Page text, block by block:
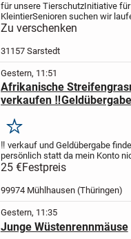
für unsere TierschutzInitiative für
KleintierSenioren suchen wir
Obst- und Gemüsereste,, sowie
Kirsche, Birne etc., Hasel,
Zu verschenken
31157 Sarstedt
Gestern, 11:51
Afrikanische
verkaufen
Merken
‼️ verkauf und Geldübergabe
persönlich statt da mein Konto
funktioniert. Bitte kein Geld
verkaufe hier meine Afrikanischen
Streifengrasmäuse, männlich und
25 €Festpreis
99974 Mühlhausen (Thüringen)
Gestern, 11:35
Junge Wüstenrennmäuse